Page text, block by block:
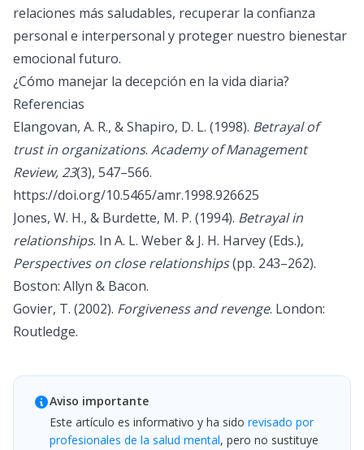
relaciones más saludables, recuperar la confianza
personal e interpersonal y proteger nuestro bienestar
emocional futuro.
¿Cómo manejar la decepción en la vida diaria?
Referencias
Elangovan, A. R., & Shapiro, D. L. (1998). Betrayal of
trust in organizations. Academy of Management
Review, 23(3), 547–566.
https://doi.org/10.5465/amr.1998.926625
Jones, W. H., & Burdette, M. P. (1994). Betrayal in
relationships. In A. L. Weber & J. H. Harvey (Eds.),
Perspectives on close relationships(pp. 243–262).
Boston: Allyn & Bacon.
Govier, T. (2002). Forgiveness and revenge. London:
Routledge.
Aviso importante
Este artículo es informativo y ha sido revisado por
profesionales de la salud mental, pero no sustituye